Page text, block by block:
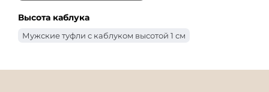
Высота каблука
Мужские туфли с каблуком высотой 1 см